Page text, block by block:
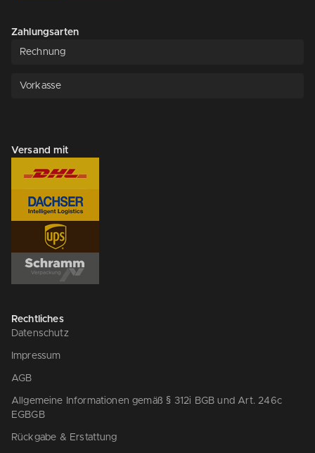
Zahlungsarten
Rechnung
Vorkasse
Versand mit
Rechtliches
Datenschutz
Impressum
AGB
Allgemeine Informationen gemäß § 312i BGB und Art. 246c
EGBGB
Rückgabe & Erstattung